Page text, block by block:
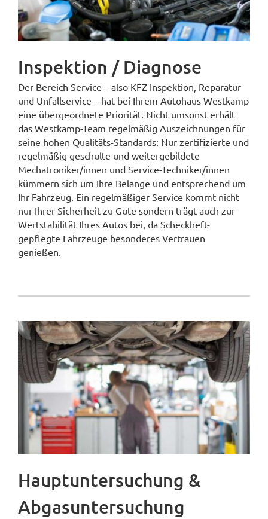
Inspektion / Diagnose
Der Bereich Service – also KFZ-Inspektion, Reparatur
und Unfallservice – hat bei Ihrem Autohaus Westkamp
eine übergeordnete Priorität. Nicht umsonst erhält
das Westkamp-Team regelmäßig Auszeichnungen für
seine hohen Qualitäts-Standards: Nur zertifizierte und
regelmäßig geschulte und weitergebildete
Mechatroniker/innen und Service-Techniker/innen
kümmern sich um Ihre Belange und entsprechend um
Ihr Fahrzeug. Ein regelmäßiger Service kommt nicht
nur Ihrer Sicherheit zu Gute sondern trägt auch zur
Wertstabilität Ihres Autos bei, da Scheckheft-
gepflegte Fahrzeuge besonderes Vertrauen
genießen.
Hauptuntersuchung &
Abgasuntersuchung